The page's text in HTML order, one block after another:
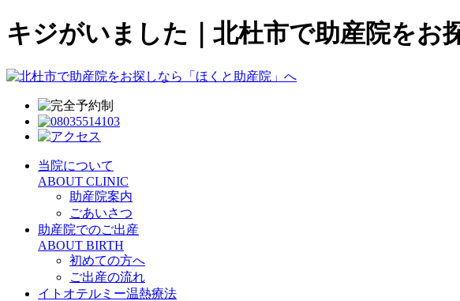
キジがいました｜北杜市で助産院をお
当院について
ABOUT CLINIC
助産院案内
ごあいさつ
助産院でのご出産
ABOUT BIRTH
初めての方へ
ご出産の流れ
イトオテルミー温熱療法